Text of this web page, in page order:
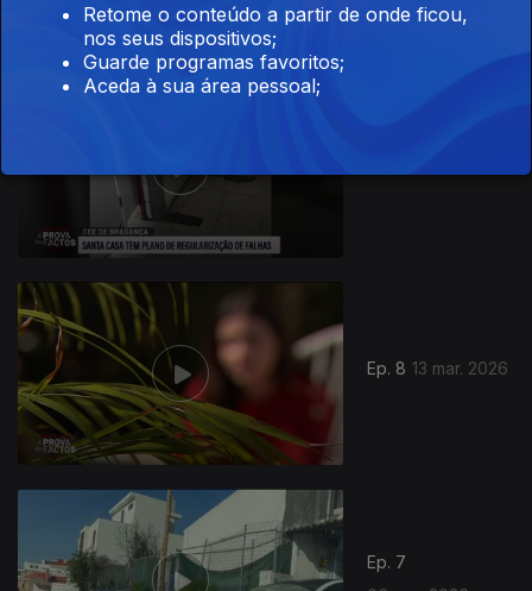
Ep. 8 13 mar. 2026
Ep. 7
Retome o conteúdo a partir de onde ficou,
nos seus dispositivos;
Guarde programas favoritos;
Aceda à sua área pessoal;